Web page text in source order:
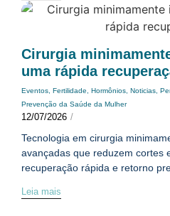
Cirurgia
uma rápida
Eventos Fertilidade Hormônios Noticias
Prevenção da Saúde da Mulher
12/07/2026 /
Tecnologia em cirurgia
avançadas que reduzem cortes
recuperação rápida e retorno
Leia mais